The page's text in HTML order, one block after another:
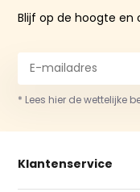
Blijf op de hoogte en
* Lees hier de wettelijke
Klantenservice